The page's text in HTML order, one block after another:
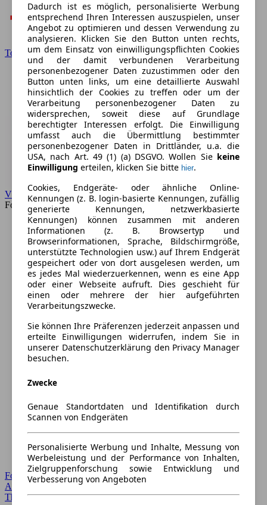
Toyota
VW
Forum
Forum Startseite
Alle Auto-Foren
Themen-Forum
Dadurch ist es möglich, personalisierte Werbung
entsprechend Ihren Interessen auszuspielen, unser
Angebot zu optimieren und dessen Verwendung zu
analysieren. Klicken Sie den Button unten rechts,
um dem Einsatz von einwilligungspflichten Cookies
und der damit verbundenen Verarbeitung
personenbezogener Daten zuzustimmen oder den
Button unten links, um eine detaillierte Auswahl
hinsichtlich der Cookies zu treffen oder um der
Verarbeitung personenbezogener Daten zu
widersprechen, soweit diese auf Grundlage
berechtigter Interessen erfolgt. Die Einwilligung
umfasst auch die Übermittlung bestimmter
personenbezogener Daten in Drittländer, u.a. die
USA, nach Art. 49 (1) (a) DSGVO. Wollen Sie keine
Einwilligung erteilen, klicken Sie bitte hier.
Cookies, Endgeräte- oder ähnliche Online-
Kennungen (z. B. login-basierte Kennungen, zufällig
generierte Kennungen, netzwerkbasierte
Kennungen) können zusammen mit anderen
Informationen (z. B. Browsertyp und
Browserinformationen, Sprache, Bildschirmgröße,
unterstützte Technologien usw.) auf Ihrem Endgerät
gespeichert oder von dort ausgelesen werden, um
es jedes Mal wiederzuerkennen, wenn es eine App
oder einer Webseite aufruft. Dies geschieht für
einen oder mehrere der hier aufgeführten
Verarbeitungszwecke.
Sie können Ihre Präferenzen jederzeit anpassen und
erteilte Einwilligungen widerrufen, indem Sie in
unserer Datenschutzerklärung den Privacy Manager
besuchen.
Zwecke
Genaue Standortdaten und Identifikation durch
Scannen von Endgeräten
Personalisierte Werbung und Inhalte, Messung von
Werbeleistung und der Performance von Inhalten,
Zielgruppenforschung sowie Entwicklung und
Verbesserung von Angeboten